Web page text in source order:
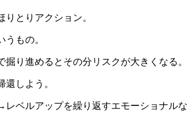
りとりアクション。
うもの。
掘り進めるとその分 リスクが大きくなる。
しよう。
レベルアップを繰り返すエモーショナル